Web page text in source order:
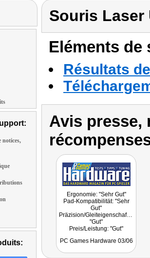
notices,
Souris Laser
Eléments
Résultats
Avis presse,
Ergonomie: "Sehr Gut"
Pad-Kompatibilität: "Sehr
Gut"
Präzision/Gleiteigenschaften:
"Gut"
Preis/Leistung: "Gut"
Fazit: "...liegt dank der
PC Games Hardware 03/06